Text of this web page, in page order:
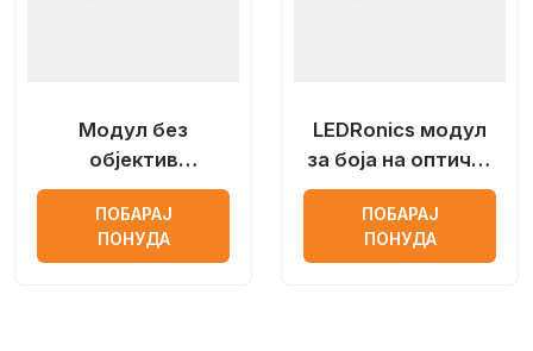
Модул без
објектив
LEDRonics со
Samsung лед чип
ПОБАРАЈ
ПОНУДА
LEDRonics модул
за боја на оптички
леќи
ПОБАРАЈ
ПОНУДА